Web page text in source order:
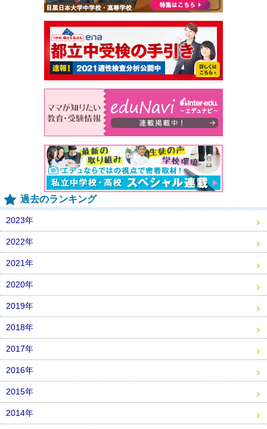
過去のランキング
2023年
2022年
2021年
2020年
2019年
2018年
2017年
2016年
2015年
2014年